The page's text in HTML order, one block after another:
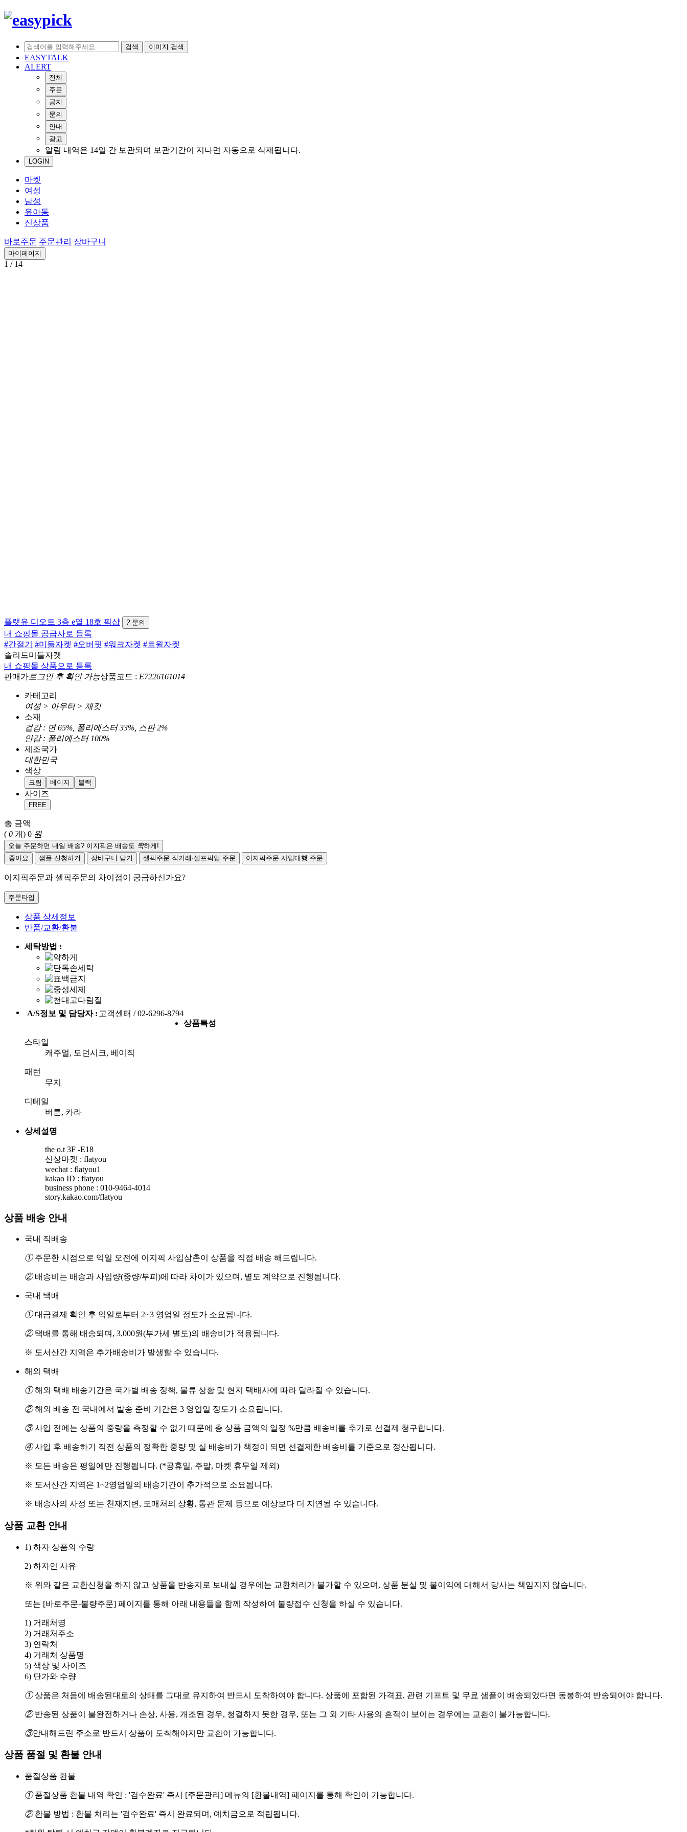
검색 이미지 검색
EASYTALK
ALERT
전체
주문
공지
문의
안내
광고
알림 내역은 14일 간 보관되며 보관기간이 지나면 자동으로 삭제됩니다.
LOGIN
마켓
여성
남성
유아동
신상품
바로주문 주문관리 장바구니
마이페이지
1 / 14
플랫유 디오트 3층 e열 18호 픽샵 ? 문의
내 쇼핑몰 공급사로 등록
#간절기
#미들자켓 #오버핏 #워크자켓 #트윌자켓
솔리드미들자켓
내 쇼핑몰 상품으로 등록
판매가 로그인 후 확인 가능상품코드 : E7226161014
카테고리
여성 > 아우터 > 재킷
소재
겉감 : 면 65%, 폴리에스터 33%, 스판 2%
안감 : 폴리에스터 100%
제조국가
대한민국
색상
크림 베이지 블랙
사이즈
FREE
총 금액
( 0 개) 0 원
오늘 주문하면 내일 배송? 이지픽은 배송도 퀵하게!
좋아요
샘플 신청하기 장바구니 담기 셀픽주문 직거래·셀프픽업 주문 이지픽주문 사입대행 주문
이지픽주문과 셀픽주문의 차이점이 궁금하신가요?
주문타입
상품 상세정보
반품/교환/환불
세탁방법 :
A/S정보 및 담당자 : 고객센터 / 02-6296-8794
상품특성
스타일
캐주얼, 모던시크, 베이직
패턴
무지
디테일
버튼, 카라
상세설명
the o.t 3F -E18
신상마켓 : flatyou
wechat : flatyou1
kakao ID : flatyou
business phone : 010-9464-4014
story.kakao.com/flatyou
상품 배송 안내
국내 직배송
①주문한 시점으로 익일 오전에 이지픽 사입삼촌이 상품을 직접 배송 해드립니다.
②배송비는 배송과 사입량(중량/부피)에 따라 차이가 있으며, 별도 계약으로 진행됩니다.
국내 택배
①대금결제 확인 후 익일로부터 2~3 영업일 정도가 소요됩니다.
②택배를 통해 배송되며, 3,000원(부가세 별도)의 배송비가 적용됩니다.
※ 도서산간 지역은 추가배송비가 발생할 수 있습니다.
해외 택배
①해외 택배 배송기간은 국가별 배송 정책, 물류 상황 및 현지 택배사에 따라 달라질 수 있습니다.
②해외 배송 전 국내에서 발송 준비 기간은 3 영업일 정도가 소요됩니다.
③사입 전에는 상품의 중량을 측정할 수 없기 때문에 총 상품 금액의 일정 %만큼 배송비를 추가로 선결제 청구합니다.
④사입 후 배송하기 직전 상품의 정확한 중량 및 실 배송비가 책정이 되면 선결제한 배송비를 기준으로 정산됩니다.
※ 모든 배송은 평일에만 진행됩니다. (*공휴일, 주말, 마켓 휴무일 제외)
※ 도서산간 지역은 1~2영업일의 배송기간이 추가적으로 소요됩니다.
※ 배송사의 사정 또는 천재지변, 도매처의 상황, 통관 문제 등으로 예상보다 더 지연될 수 있습니다.
상품 교환 안내
1) 하자 상품의 수량
2) 하자인 사유
※ 위와 같은 교환신청을 하지 않고 상품을 반송지로 보내실 경우에는 교환처리가 불가할 수 있으며, 상품 분실 및 불이익에 대해서 당사는 책임지지 않습니다.
또는 [바로주문-불량주문] 페이지를 통해 아래 내용들을 함께 작성하여 불량접수 신청을 하실 수 있습니다.
1) 거래처명
2) 거래처주소
3) 연락처
4) 거래처 상품명
5) 색상 및 사이즈
6) 단가와 수량
①상품은 처음에 배송된대로의 상태를 그대로 유지하여 반드시 도착하여야 합니다. 상품에 포함된 가격표, 관련 기프트 및 무료 샘플이 배송되었다면 동봉하여 반송되어야 합니다.
②반송된 상품이 불완전하거나 손상, 사용, 개조된 경우, 청결하지 못한 경우, 또는 그 외 기타 사용의 흔적이 보이는 경우에는 교환이 불가능합니다.
③안내해드린 주소로 반드시 상품이 도착해야지만 교환이 가능합니다.
상품 품절 및 환불 안내
품절상품 환불
①품절상품 환불 내역 확인 : '검수완료' 즉시 [주문관리] 메뉴의 [환불내역] 페이지를 통해 확인이 가능합니다.
②환불 방법 : 환불 처리는 '검수완료' 즉시 완료되며, 예치금으로 적립됩니다.